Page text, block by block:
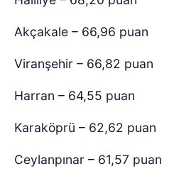
Akçakale – 66,96 puan
Viranşehir – 66,82 puan
Harran – 64,55 puan
Karaköprü – 62,62 puan
Ceylanpınar – 61,57 puan